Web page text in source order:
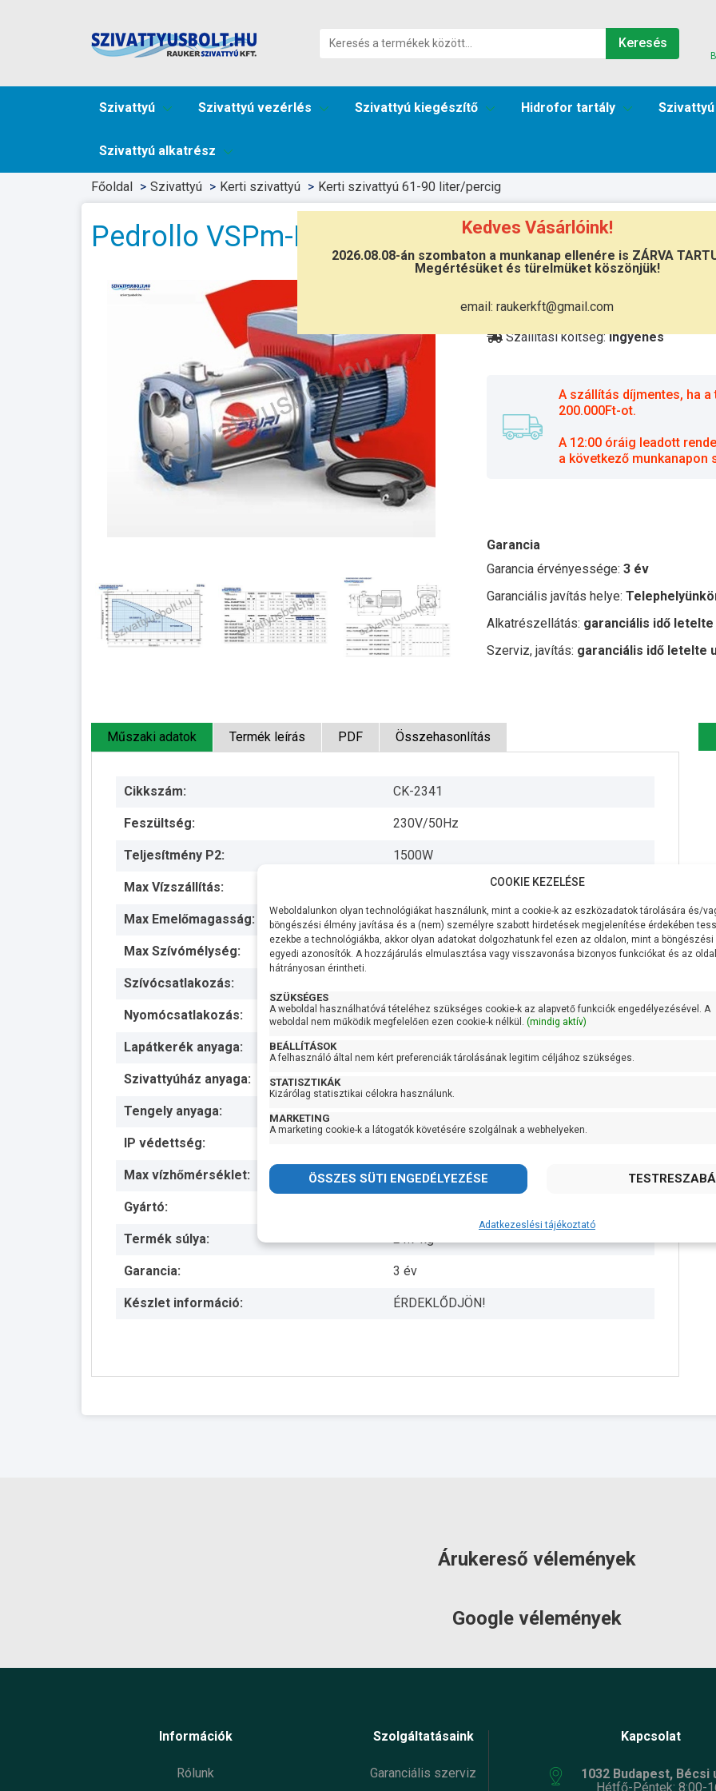
Kedves Vásárlóink!
2026.08.08-án szombaton a munkanap ellenére is ZÁRVA
Megértésüket és türelmüket köszönjük!
email: raukerkft@gmail.com
Keresés
Szivattyú Szivattyú vezérlés Szivattyú kiegészítő Hidrofor tartály
Szivattyú alkatrész
Főoldal Szivattyú Kerti szivattyú Kerti szivattyú 61-90 liter/percig
Pedrollo VSPm-Plurijet 75/90
Készletinformáció:
Szállítási költség:ingyenes
A szállítás díjmentes, ha
200.000Ft-ot.
A 12:00 óráig leadott
a következő munkanapon
Garancia
Garancia érvényessége: 3 év
Garanciális javítás helye:
Alkatrészellátás: garanciális idő letelte
Szerviz, javítás: garanciális idő letelte
Műszaki adatok Termék leírás PDF Összehasonlítás
Cikkszám: CK-2341
Feszültség: 230V/50Hz
Teljesítmény P2: 1500W
Max Vízszállítás:
Max Emelőmagasság: 75 méter
Max Szívómélység: 9 méter
Szívócsatlakozás:
Nyomócsatlakozás: 1 coll
Lapátkerék anyaga:
Szivattyúház anyaga:
Tengely anyaga:
IP védettség:
Max vízhőmérséklet: + 40 fok
Gyártó:
Termék súlya: 21.7 kg
Garancia: 3 év
Készlet információ: ÉRDEKLŐDJÖN!
Árukereső vélemények
Google vélemények
Információk
Rólunk
Szolgáltatásaink
Garanciális szerviz
Kapcsolat
1032 Budapest, Bécsi
Hétfő-Péntek: 8:00-
COOKIE KEZELÉSE
Weboldalunkon olyan technológiákat használunk, mint a cookie-k az eszközadatok tárolására és/
böngészési élmény javítása és a (nem) személyre szabott hirdetések megjelenítése érdekében
ezekbe a technológiákba, akkor olyan adatokat dolgozhatunk fel ezen az oldalon, mint a
egyedi azonosítók. A hozzájárulás elmulasztása vagy visszavonása bizonyos funkciókat és az
hátrányosan érintheti.
SZÜKSÉGES
A weboldal használhatóvá tételéhez szükséges cookie-k az alapvető funkciók engedélyezésével. A
weboldal nem működik megfelelően ezen cookie-k nélkül. (mindig aktív)
BEÁLLÍTÁSOK
A felhasználó által nem kért preferenciák tárolásának legitim céljához szükséges.
STATISZTIKÁK
Kizárólag statisztikai célokra használunk.
MARKETING
A marketing cookie-k a látogatók követésére szolgálnak a webhelyeken.
Adatkezeslési tájékoztató